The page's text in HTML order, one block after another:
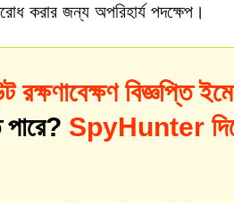
করার জন্য অপরিহার্য পদক্ষেপ।
রক্ষণাবেক্ষণ বিজ্ঞপ্তি
SpyHunter